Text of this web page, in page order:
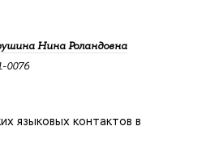
Нина Роландовна
0076
языковых контактов в